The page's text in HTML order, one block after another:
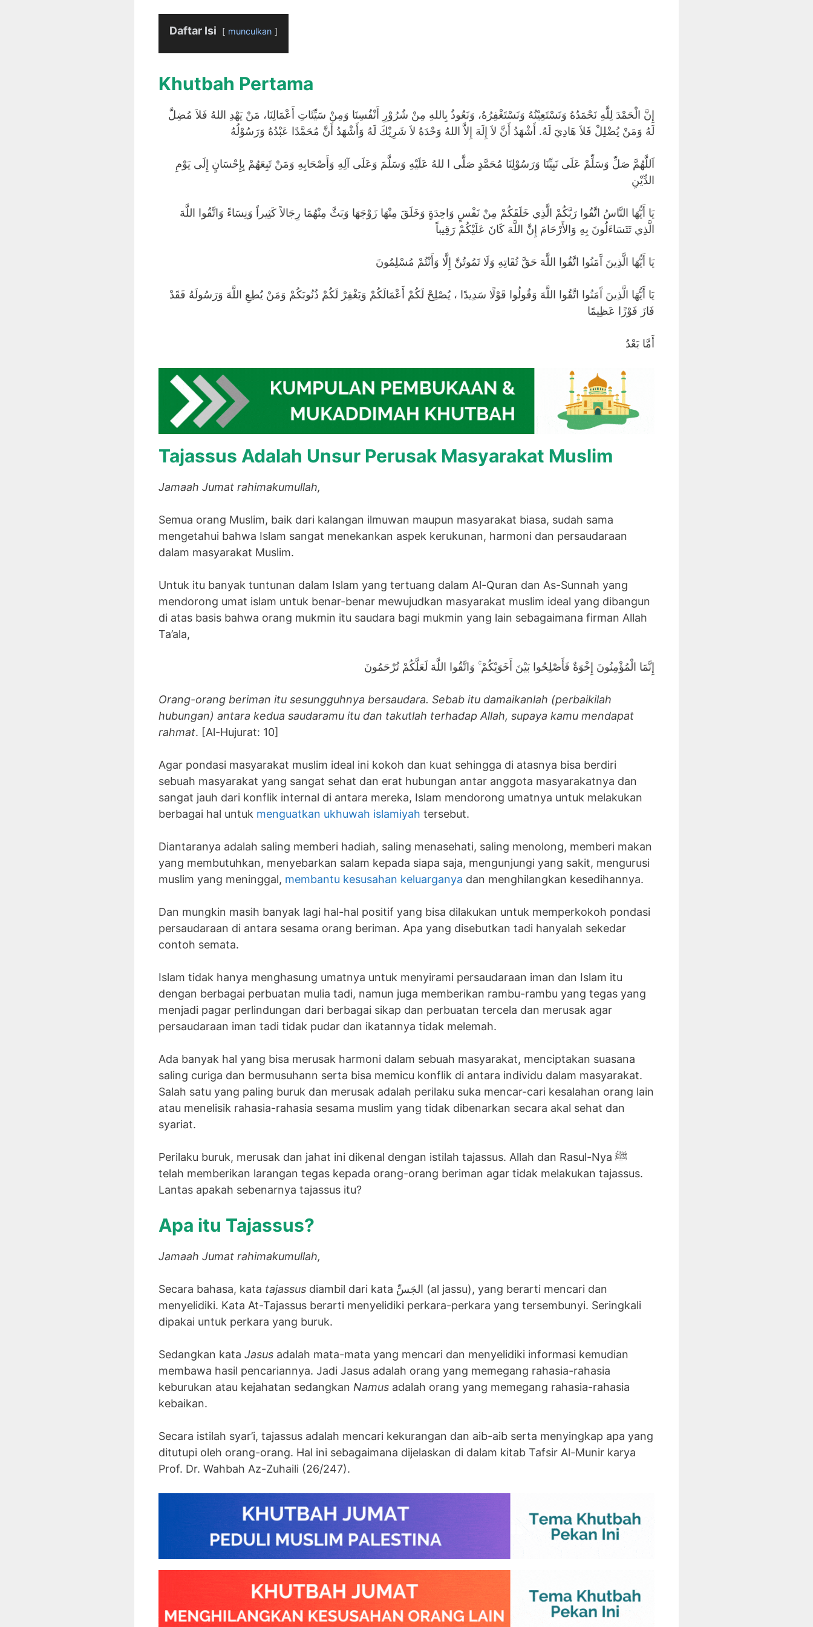
Daftar Isi munculkan
Khutbah Pertama
إِنَّ الْحَمْدَ لِلَّهِ نَحْمَدُهُ وَنَسْتَعِيْنُهُ وَنَسْتَغْفِرُهُ، وَنَعُوذُ بِاللهِ مِنْ شُرُوْرِ أَنْفُسِنَا وَمِنْ سَيِّئَاتِ أَعْمَالِنَا، مَنْ يَهْدِ اللهُ فَلاَ مُضِلَّ
لَهُ وَمَنْ يُضْلِلْ فَلاَ هَادِيَ لَهُ. أَشْهَدُ أَنَّ لاَ إِلَهَ إِلاَّ اللهُ وَحْدَهُ لاَ شَرِيْكَ لَهُ وَأَشْهَدُ أَنَّ مُحَمَّدًا عَبْدُهُ وَرَسُوْلُهُ
اَللَّهُمَّ صَلِّ وَسَلِّمْ عَلَى نَبِيِّنَا وَرَسُوْلِنَا مُحَمَّدٍ صَلَّى ا للهُ عَلَيْهِ وَسَلَّمَ وَعَلَى آلِهِ وَأَصْحَابِهِ وَمَنْ تَبِعَهُمْ بِإِحْسَانٍ إِلَى يَوْمِ
الدِّيْنِ
يَا أَيُّهَا النَّاسُ اتَّقُوا رَبَّكُمْ الَّذِي خَلَقَكُمْ مِنْ نَفْسٍ وَاحِدَةٍ وَخَلَقَ مِنْهَا زَوْجَهَا وَبَثَّ مِنْهُمَا رِجَالاً كَثِيراً وَنِسَاءً وَاتَّقُوا اللَّهَ
الَّذِي تَتَسَاءَلُونَ بِهِ وَالأَرْحَامَ إِنَّ اللَّهَ كَانَ عَلَيْكُمْ رَقِيباً
يَا أَيُّهَا الَّذِينَ آَمَنُوا اتَّقُوا اللَّهَ حَقَّ تُقَاتِهِ وَلَا تَمُوتُنَّ إِلَّا وَأَنْتُمْ مُسْلِمُونَ
يَا أَيُّهَا الَّذِينَ آَمَنُوا اتَّقُوا اللَّهَ وَقُولُوا قَوْلًا سَدِيدًا ، يُصْلِحْ لَكُمْ أَعْمَالَكُمْ وَيَغْفِرْ لَكُمْ ذُنُوبَكُمْ وَمَنْ يُطِعِ اللَّهَ وَرَسُولَهُ فَقَدْ
فَازَ فَوْزًا عَظِيمًا
أَمَّا بَعْدُ
Tajassus Adalah Unsur Perusak Masyarakat Muslim
Jamaah Jumat rahimakumullah,
Semua orang Muslim, baik dari kalangan ilmuwan maupun masyarakat biasa, sudah sama
mengetahui bahwa Islam sangat menekankan aspek kerukunan, harmoni dan persaudaraan
dalam masyarakat Muslim.
Untuk itu banyak tuntunan dalam Islam yang tertuang dalam Al-Quran dan As-Sunnah yang
mendorong umat islam untuk benar-benar mewujudkan masyarakat muslim ideal yang dibangun
di atas basis bahwa orang mukmin itu saudara bagi mukmin yang lain sebagaimana firman Allah
Ta’ala,
إِنَّمَا الْمُؤْمِنُونَ إِخْوَةٌ فَأَصْلِحُوا بَيْنَ أَخَوَيْكُمْ ۚ وَاتَّقُوا اللَّهَ لَعَلَّكُمْ تُرْحَمُونَ
Orang-orang beriman itu sesungguhnya bersaudara. Sebab itu damaikanlah (perbaikilah
hubungan) antara kedua saudaramu itu dan takutlah terhadap Allah, supaya kamu mendapat
rahmat. [Al-Hujurat: 10]
Agar pondasi masyarakat muslim ideal ini kokoh dan kuat sehingga di atasnya bisa berdiri
sebuah masyarakat yang sangat sehat dan erat hubungan antar anggota masyarakatnya dan
sangat jauh dari konflik internal di antara mereka, Islam mendorong umatnya untuk melakukan
berbagai hal untuk menguatkan ukhuwah islamiyah tersebut.
Diantaranya adalah saling memberi hadiah, saling menasehati, saling menolong, memberi makan
yang membutuhkan, menyebarkan salam kepada siapa saja, mengunjungi yang sakit, mengurusi
muslim yang meninggal, membantu kesusahan keluarganya dan menghilangkan kesedihannya.
Dan mungkin masih banyak lagi hal-hal positif yang bisa dilakukan untuk memperkokoh pondasi
persaudaraan di antara sesama orang beriman. Apa yang disebutkan tadi hanyalah sekedar
contoh semata.
Islam tidak hanya menghasung umatnya untuk menyirami persaudaraan iman dan Islam itu
dengan berbagai perbuatan mulia tadi, namun juga memberikan rambu-rambu yang tegas yang
menjadi pagar perlindungan dari berbagai sikap dan perbuatan tercela dan merusak agar
persaudaraan iman tadi tidak pudar dan ikatannya tidak melemah.
Ada banyak hal yang bisa merusak harmoni dalam sebuah masyarakat, menciptakan suasana
saling curiga dan bermusuhann serta bisa memicu konflik di antara individu dalam masyarakat.
Salah satu yang paling buruk dan merusak adalah perilaku suka mencar-cari kesalahan orang lain
atau menelisik rahasia-rahasia sesama muslim yang tidak dibenarkan secara akal sehat dan
syariat.
Perilaku buruk, merusak dan jahat ini dikenal dengan istilah tajassus. Allah dan Rasul-Nya ﷺ
telah memberikan larangan tegas kepada orang-orang beriman agar tidak melakukan tajassus.
Lantas apakah sebenarnya tajassus itu?
Apa itu Tajassus?
Jamaah Jumat rahimakumullah,
Secara bahasa, kata tajassus diambil dari kata الجَسِّ (al jassu), yang berarti mencari dan
menyelidiki. Kata At-Tajassus berarti menyelidiki perkara-perkara yang tersembunyi. Seringkali
dipakai untuk perkara yang buruk.
Sedangkan kata Jasus adalah mata-mata yang mencari dan menyelidiki informasi kemudian
membawa hasil pencariannya. Jadi Jasus adalah orang yang memegang rahasia-rahasia
keburukan atau kejahatan sedangkan Namus adalah orang yang memegang rahasia-rahasia
kebaikan.
Secara istilah syar’i, tajassus adalah mencari kekurangan dan aib-aib serta menyingkap apa yang
ditutupi oleh orang-orang. Hal ini sebagaimana dijelaskan di dalam kitab Tafsir Al-Munir karya
Prof. Dr. Wahbah Az-Zuhaili (26/247).